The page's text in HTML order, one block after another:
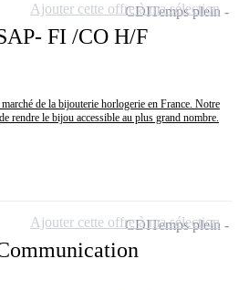
FI /CO H/F
de la bijouterie horlogerie en France. Notre
rendre le bijou accessible au plus grand nombre.
CDITemps plein
Ajouter cette offre à ma sélection
CDITemps plein
Ajouter cette offre à ma sélection